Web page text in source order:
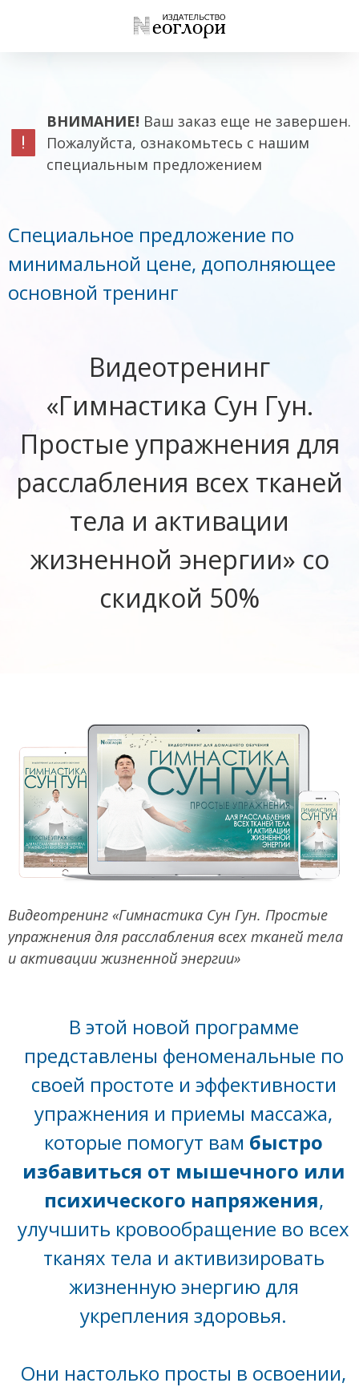
ВНИМАНИЕ! Ваш заказ еще не завершен.
Пожалуйста, ознакомьтесь с нашим
специальным предложением
Специальное предложение по
минимальной цене, дополняющее
основной тренинг
Видеотренинг
«Гимнастика Сун Гун.
Простые упражнения для
расслабления всех тканей
тела и активации
жизненной энергии» со
скидкой 50%
Видеотренинг «Гимнастика Сун Гун. Простые
упражнения для расслабления всех тканей тела
и активации жизненной энергии»
В этой новой программе
представлены феноменальные по
своей простоте и эффективности
упражнения и приемы массажа,
которые помогут вам быстро
избавиться от мышечного или
психического напряжения,
улучшить кровообращение во всех
тканях тела и активизировать
жизненную энергию для
укрепления здоровья.
Они настолько просты в освоении,